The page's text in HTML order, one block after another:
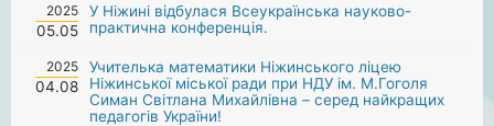
2025
05.05
У Ніжині відбулася Всеукраїнська науково-
практична конференція.
2025
04.08
Учителька математики Ніжинського ліцею
Ніжинської міської ради при НДУ ім. М.Гоголя
Симан Світлана Михайлівна – серед найкращих
педагогів України!